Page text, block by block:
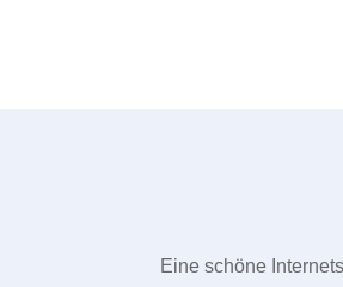
Eine schöne